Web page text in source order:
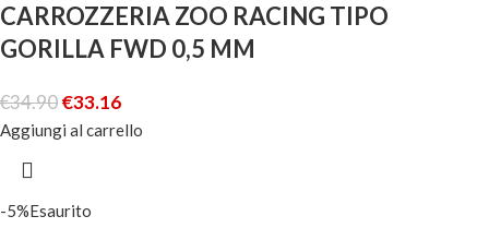
CARROZZERIA ZOO RACING TIPO
GORILLA FWD 0,5 MM
€34.90€33.16
Aggiungi al carrello
-5%Esaurito